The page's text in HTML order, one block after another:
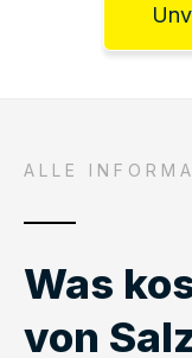
ALLE
Was
von